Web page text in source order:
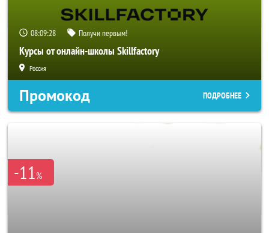
08:09:26 Получи первым!
Курсы от онлайн-школы Skillfactory
Россия
Промокод ПОДРОБНЕЕ
-11%